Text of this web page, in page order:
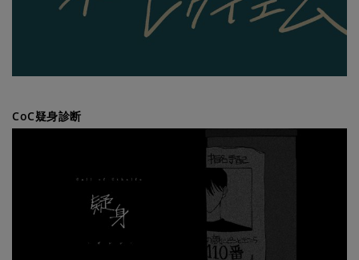
CoC疑身診断